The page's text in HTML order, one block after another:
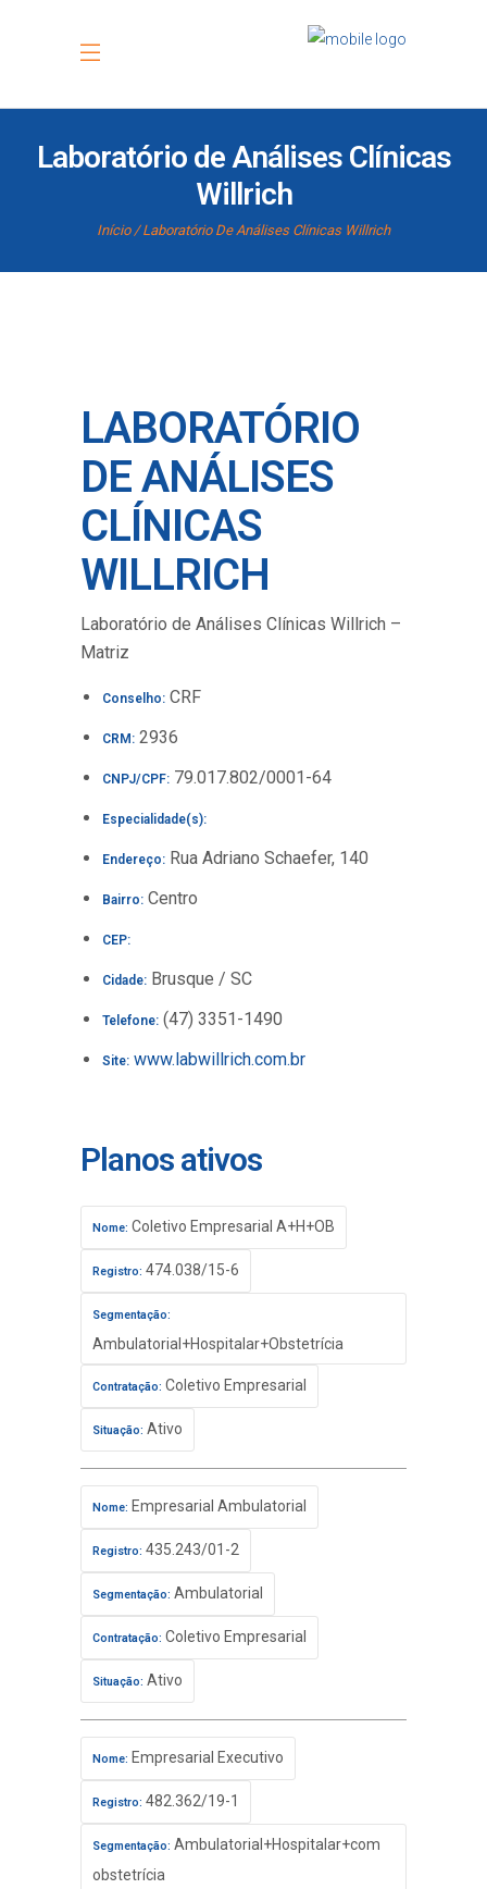
Laboratório de Análises Clínicas
Willrich
Início Laboratório De Análises Clínicas Willrich
LABORATÓRIO
DE ANÁLISES
CLÍNICAS
WILLRICH
Laboratório de Análises Clínicas Willrich –
Matriz
Conselho: CRF
CRM: 2936
CNPJ/CPF: 79.017.802/0001-64
Especialidade(s):
Endereço: Rua Adriano Schaefer, 140
Bairro: Centro
CEP:
Cidade: Brusque / SC
Telefone: (47) 3351-1490
Site: www.labwillrich.com.br
Planos ativos
Nome: Coletivo Empresarial A+H+OB
Registro: 474.038/15-6
Segmentação:
Ambulatorial+Hospitalar+Obstetrícia
Contratação: Coletivo Empresarial
Situação: Ativo
Nome: Empresarial Ambulatorial
Registro: 435.243/01-2
Segmentação: Ambulatorial
Contratação: Coletivo Empresarial
Situação: Ativo
Nome: Empresarial Executivo
Registro: 482.362/19-1
Segmentação: Ambulatorial+Hospitalar+com
obstetrícia